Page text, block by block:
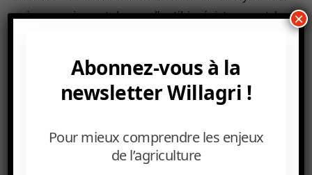
enjeux majeurs tels que l’antibiorésistance et les
zoonoses, tout en soulignant le rôle clé de la
L’ouvrage propose dix-neuf recommandations
pour intégrer ce paradigme dans les politiques
gestion des territoires.
Abonnez-vous à la
newsletter Willagri !
Pour mieux comprendre les enjeux
de l’agriculture
×